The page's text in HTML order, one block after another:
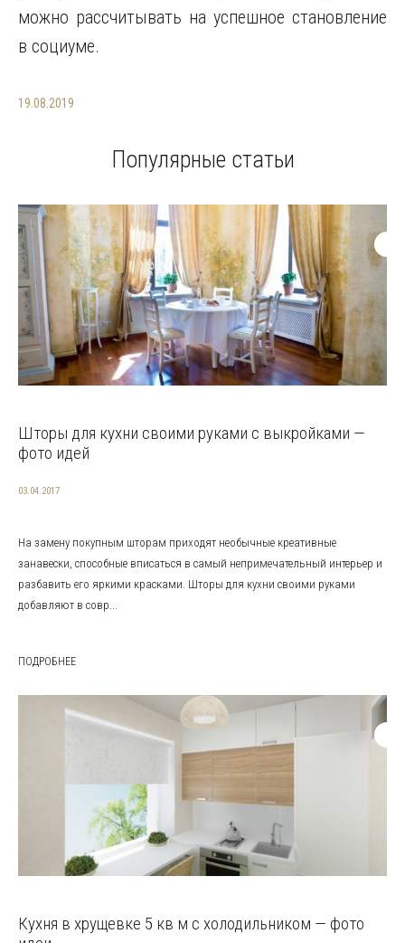
можно рассчитывать на успешное становление
в социуме.
19.08.2019
Популярные статьи
Шторы для кухни своими руками с выкройками —
фото идей
03.04.2017
На замену покупным шторам приходят необычные креативные
занавески, способные вписаться в самый непримечательный интерьер и
разбавить его яркими красками. Шторы для кухни своими руками
добавляют в совр...
ПОДРОБНЕЕ
Кухня в хрущевке 5 кв м с холодильником — фото